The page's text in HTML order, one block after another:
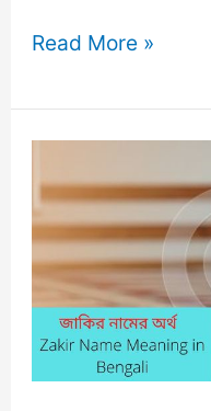
জারিফ
অর্থ
কি?
Zarif
Name
Meaning
Read More »